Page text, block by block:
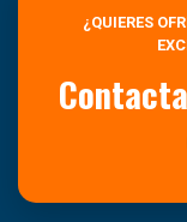
¿QUIERES